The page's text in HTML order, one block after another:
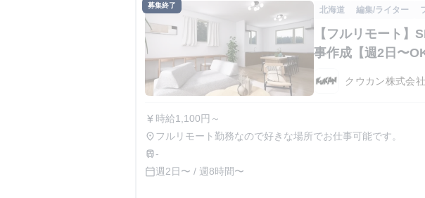
募集終了 北海道 編集/ライター
【フルリモート】
事作成【週2日〜
クウカン株式会社
currency_yen 時給1,100円～
place フルリモート勤務なので好きな場所でお仕事可能です。
train-
calendar_today週2日〜 / 週8時間〜